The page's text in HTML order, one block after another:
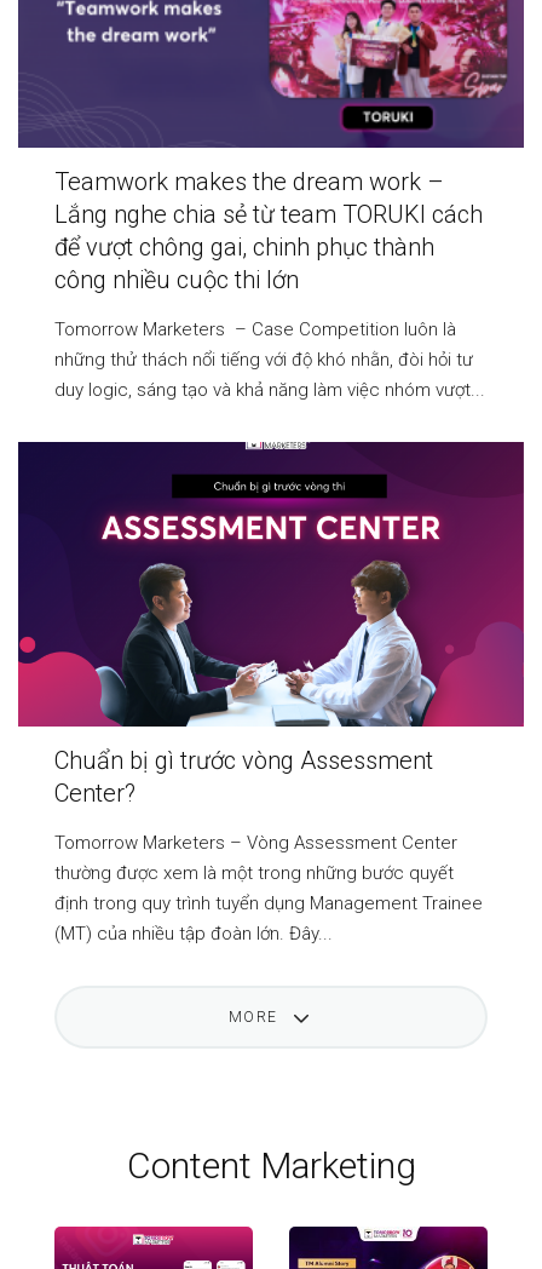
Teamwork makes the dream work –
Lắng nghe chia sẻ từ team TORUKI cách
để vượt chông gai, chinh phục thành
công nhiều cuộc thi lớn
Tomorrow Marketers – Case Competition luôn là
những thử thách nổi tiếng với độ khó nhằn, đòi hỏi tư
duy logic, sáng tạo và khả năng làm việc nhóm vượt...
Chuẩn bị gì trước vòng Assessment
Center?
Tomorrow Marketers – Vòng Assessment Center
thường được xem là một trong những bước quyết
định trong quy trình tuyển dụng Management Trainee
(MT) của nhiều tập đoàn lớn. Đây...
MORE
Content Marketing